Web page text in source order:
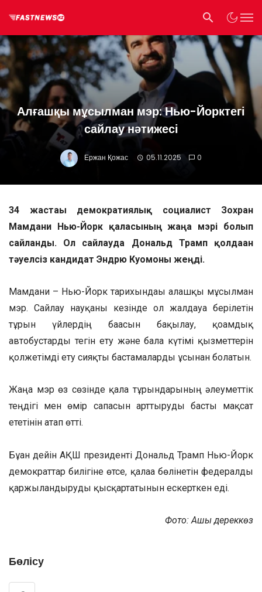
Алғашқы мұсылман мэр: Нью-Йорктегі
сайлау нәтижесі
Ержан Қожас 05.11.2025 0
34 жастағы демократиялық социалист Зохран
Мамдани Нью-Йорк қаласының жаңа мэрі болып
сайланды. Ол сайлауда Дональд Трамп қолдаған
тәуелсіз кандидат Эндрю Куомоны жеңді.
Мамдани – Нью-Йорк тарихындағы алғашқы мұсылман
мэр. Сайлау науқаны кезінде ол жалдауға берілетін
тұрғын үйлердің бағасын бақылау, қоғамдық
автобустарды тегін ету және бала күтімі қызметтерін
қолжетімді ету сияқты бастамаларды ұсынған болатын.
Жаңа мэр өз сөзінде қала тұрғындарының әлеуметтік
теңдігі мен өмір сапасын арттыруды басты мақсат
ететінін атап өтті.
Бұған дейін АҚШ президенті Дональд Трамп Нью-Йорк
демократтар билігіне өтсе, қалаға бөлінетін федералды
қаржыландыруды қысқартатынын ескерткен еді.
Фото: Ашық дереккөз
Бөлісу